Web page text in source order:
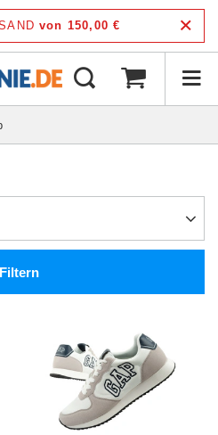
von 150,00 €
Filtern